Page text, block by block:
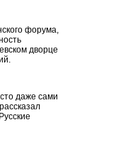
форума,
дворце
даже сами